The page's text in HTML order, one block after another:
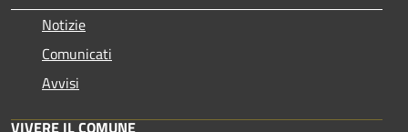
Notizie
Comunicati
Avvisi
VIVERE IL COMUNE